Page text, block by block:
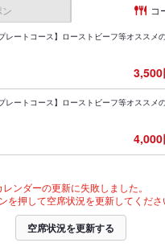
ン コ
レートコース】ローストビーフ等オススメ
3,500
レートコース】ローストビーフ等オススメ
4,000
レンダーの更新に失敗しました。
を押して空席状況を更新してくださ
空席状況を更新する